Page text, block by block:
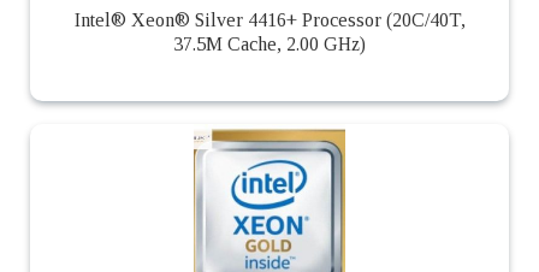
Intel® Xeon® Silver 4416+ Processor (20C/40T,
37.5M Cache, 2.00 GHz)